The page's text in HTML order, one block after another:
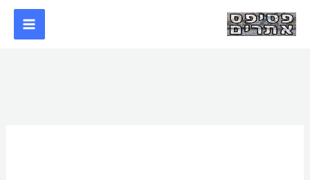
לתוכן